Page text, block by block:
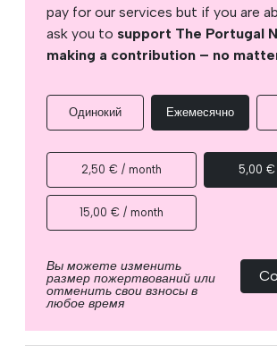
pay for our services but if you are
ask you to support The Portugal
making a contribution – no
Одинокий Ежемесячно
2,50 € / month 5,00 €
15,00 € / month
Вы можете изменить
размер пожертвований или
отменить свои взносы в
любое время